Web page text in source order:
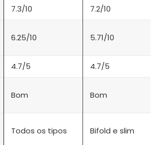
7.3/10 7.2/10
6.25/10 5.71/10
4.7/5 4.7/5
Bom Bom
Todos os tipos Bifold e slim